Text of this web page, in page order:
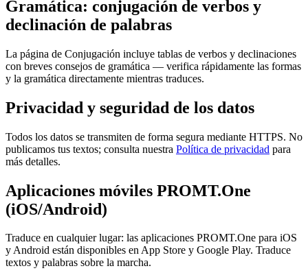
Gramática: conjugación de verbos y
declinación de palabras
La página de Conjugación incluye tablas de verbos y declinaciones
con breves consejos de gramática — verifica rápidamente las formas
y la gramática directamente mientras traduces.
Privacidad y seguridad de los datos
Todos los datos se transmiten de forma segura mediante HTTPS. No
publicamos tus textos; consulta nuestra Política de privacidad para
más detalles.
Aplicaciones móviles PROMT.One
(iOS/Android)
Traduce en cualquier lugar: las aplicaciones PROMT.One para iOS
y Android están disponibles en App Store y Google Play. Traduce
textos y palabras sobre la marcha.